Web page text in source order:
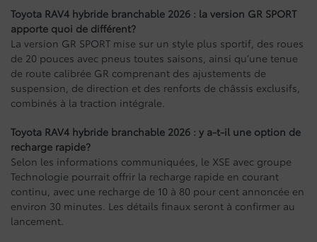
Toyota RAV4 hybride branchable 2026 : la version GR SPORT
apporte quoi de différent?
La version GR SPORT mise sur un style plus sportif, des roues
de 20 pouces avec pneus toutes saisons, ainsi qu’une tenue
de route calibrée GR comprenant des ajustements de
suspension, de direction et des renforts de châssis exclusifs,
combinés à la traction intégrale.
Toyota RAV4 hybride branchable 2026 : y a-t-il une option de
recharge rapide?
Selon les informations communiquées, le XSE avec groupe
Technologie pourrait offrir la recharge rapide en courant
continu, avec une recharge de 10 à 80 pour cent annoncée en
environ 30 minutes. Les détails finaux seront à confirmer au
lancement.